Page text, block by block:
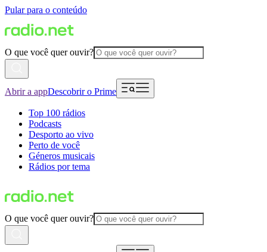
Pular para o conteúdo
O que você quer ouvir?
Abrir a appDescobrir o Prime
Top 100 rádios
Podcasts
Desporto ao vivo
Perto de você
Géneros musicais
Rádios por tema
O que você quer ouvir?